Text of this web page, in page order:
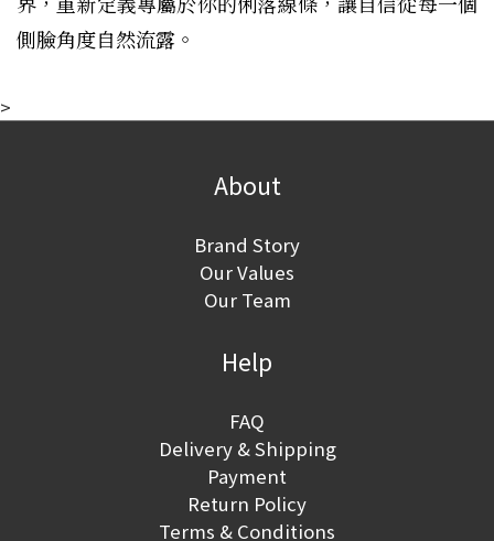
側臉角度自然流露。
>
About
Brand Story
Our Values
Our Team
Help
FAQ
Delivery & Shipping
Payment
Return Policy
Terms & Conditions